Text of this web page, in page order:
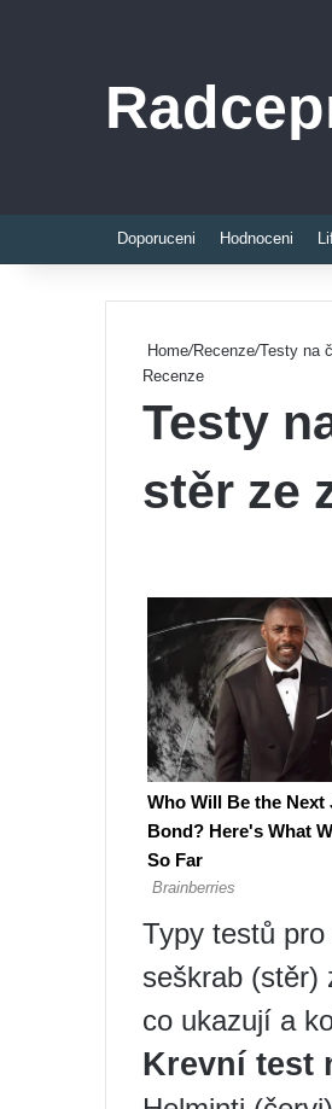
Doporuceni Hodnoceni
Home/Recenze/Testy na
Recenze
Testy
stěr ze
Typy testů
seškrab (stěr)
co ukazují a
Krevní test